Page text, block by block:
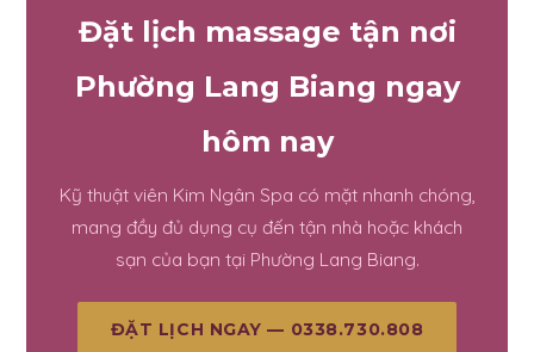
Đặt lịch massage tận nơi
Phường Lang Biang ngay
hôm nay
Kỹ thuật viên Kim Ngân Spa có mặt nhanh chóng,
mang đầy đủ dụng cụ đến tận nhà hoặc khách
sạn của bạn tại Phường Lang Biang.
ĐẶT LỊCH NGAY — 0338.730.808